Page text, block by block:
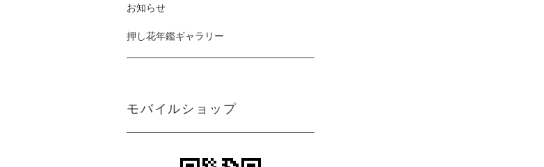
お知らせ
押し花年鑑ギャラリー
モバイルショップ